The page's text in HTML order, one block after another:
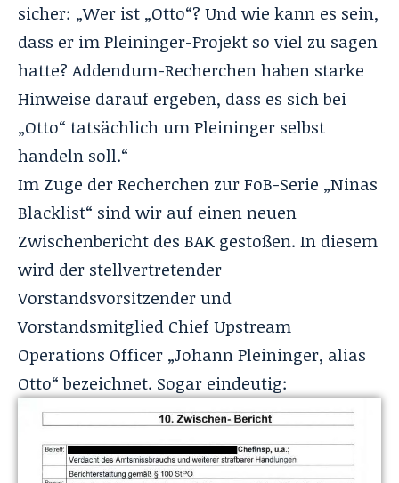
sicher: „Wer ist „Otto“? Und wie kann es sein,
dass er im Pleininger-Projekt so viel zu sagen
hatte? Addendum-Recherchen haben starke
Hinweise darauf ergeben, dass es sich bei
„Otto“ tatsächlich um Pleininger selbst
handeln soll.“
Im Zuge der Recherchen zur FoB-Serie „Ninas
Blacklist“ sind wir auf einen neuen
Zwischenbericht des BAK gestoßen. In diesem
wird der stellvertretender
Vorstandsvorsitzenderund
Vorstandsmitglied Chief Upstream
Operations Officer „Johann Pleininger, alias
Otto“ bezeichnet. Sogar eindeutig: